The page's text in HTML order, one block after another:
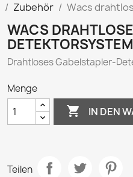
Zubehör Wacs
WACS
DETEKTORSYSTEM
Drahtloses Gabelstapler-
Menge
 IN DEN
Teilen